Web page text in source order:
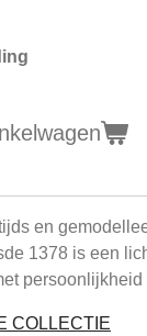
en
1378 is een
COLLECTIE